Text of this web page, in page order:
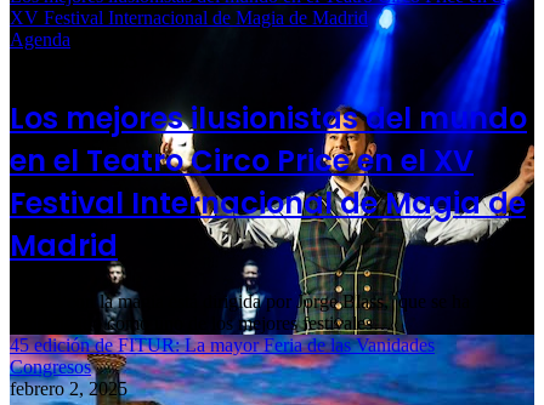
XV Festival Internacional de Magia de Madrid
Agenda
Los mejores ilusionistas del mundo
en el Teatro Circo Price en el XV
Festival Internacional de Magia de
Madrid
La cita con la magia está dirigida por Jorge Blass, que se ha
consolidado como uno de los mejores festivales…
45 edición de FITUR: La mayor Feria de las Vanidades
Congresos
febrero 2, 2025